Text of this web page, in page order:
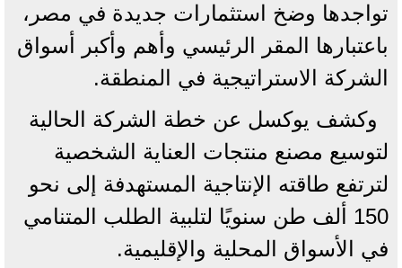
تواجدها وضخ استثمارات جديدة في مصر،
باعتبارها المقر الرئيسي وأهم وأكبر أسواق
الشركة الاستراتيجية في المنطقة.
وكشف يوكسل عن خطة الشركة الحالية
لتوسيع مصنع منتجات العناية الشخصية
لترتفع طاقته الإنتاجية المستهدفة إلى نحو
150 ألف طن سنويًا لتلبية الطلب المتنامي
في الأسواق المحلية والإقليمية.